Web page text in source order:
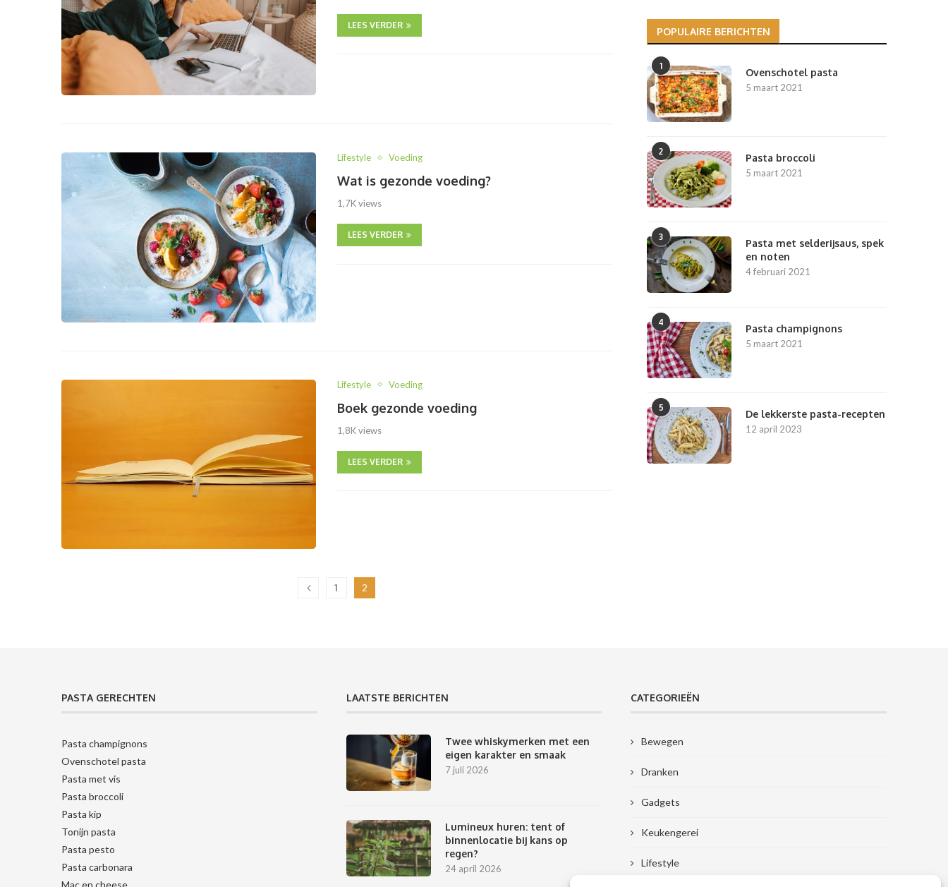
LEES VERDER
Lifestyle Voeding
Wat is gezonde voeding?
1,7K views
LEES VERDER
Lifestyle Voeding
Boek gezonde voeding
1,8K views
LEES VERDER
1 2
POPULAIRE BERICHTEN
1
Ovenschotel pasta
5 maart 2021
2
Pasta broccoli
5 maart 2021
3
Pasta met selderijsaus, spek
en noten
4 februari 2021
4
Pasta champignons
5 maart 2021
5
De lekkerste pasta-recepten
12 april 2023
PASTA GERECHTEN
Pasta champignons
Ovenschotel pasta
Pasta met vis
Pasta broccoli
Pasta kip
Tonijn pasta
Pasta pesto
Pasta carbonara
LAATSTE BERICHTEN
Twee whiskymerken met een
eigen karakter en smaak
7 juli 2026
Lumineux huren: tent of
binnenlocatie bij kans op
regen?
24 april 2026
CATEGORIEËN
Bewegen
Dranken
Gadgets
Keukengerei
Lifestyle